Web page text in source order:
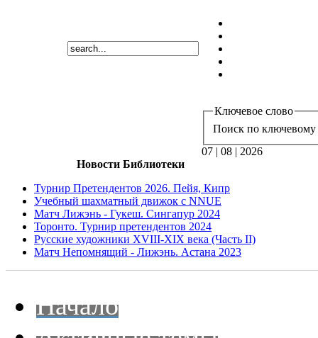
Ключевое слово
Поиск по ключевому
07 | 08 | 2026
Новости Библиотеки
Турнир Претендентов 2026. Пейя, Кипр
Учебный шахматный движок с NNUE
Матч Лижэнь - Гукеш. Сингапур 2024
Торонто. Турнир претендентов 2024
Русские художники XVIII-XIX века (Часть II)
Матч Непомнящий - Лижэнь. Астана 2023
Начало